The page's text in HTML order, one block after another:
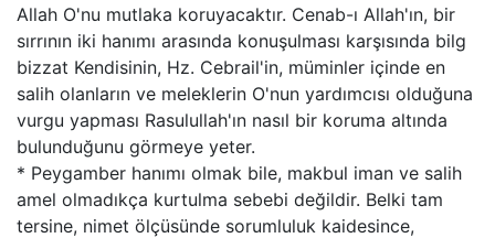
Allah O'nu mutlaka koruyacaktır. Cenab-ı Allah'ın, bir
sırrının iki hanımı arasında konuşulması karşısında bilg
bizzat Kendisinin, Hz. Cebrail'in, müminler içinde en
salih olanların ve meleklerin O'nun yardımcısı olduğuna
vurgu yapması Rasulullah'ın nasıl bir koruma altında
bulunduğunu görmeye yeter.
* Peygamber hanımı olmak bile, makbul iman ve salih
amel olmadıkça kurtulma sebebi değildir. Belki tam
tersine, nimet ölçüsünde sorumluluk kaidesince,